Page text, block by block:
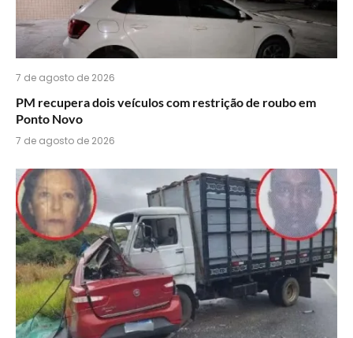
7 de agosto de 2026
PM recupera dois veículos com restrição de roubo em
Ponto Novo
7 de agosto de 2026